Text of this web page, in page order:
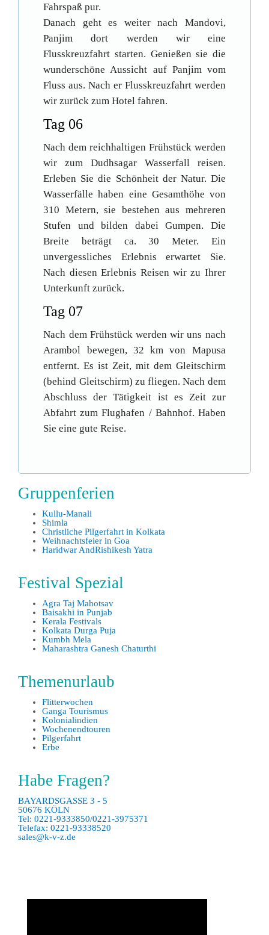
Fahrspaß pur.
Danach geht es weiter nach Mandovi,
Panjim dort werden wir eine
Flusskreuzfahrt starten. Genießen sie die
wunderschöne Aussicht auf Panjim vom
Fluss aus. Nach er Flusskreuzfahrt werden
wir zurück zum Hotel fahren.
Tag 06
Nach dem reichhaltigen Frühstück werden
wir zum Dudhsagar Wasserfall reisen.
Erleben Sie die Schönheit der Natur. Die
Wasserfälle haben eine Gesamthöhe von
310 Metern, sie bestehen aus mehreren
Stufen und bilden dabei Gumpen. Die
Breite beträgt ca. 30 Meter. Ein
unvergessliches Erlebnis erwartet Sie.
Nach diesen Erlebnis Reisen wir zu Ihrer
Unterkunft zurück.
Tag 07
Nach dem Frühstück werden wir uns nach
Arambol bewegen, 32 km von Mapusa
entfernt. Es ist Zeit, mit dem Gleitschirm
(behind Gleitschirm) zu fliegen. Nach dem
Abschluss der Tätigkeit ist es Zeit zur
Abfahrt zum Flughafen / Bahnhof. Haben
Sie eine gute Reise.
Gruppenferien
Kullu-Manali
Shimla
Christliche Pilgerfahrt in Kolkata
Weihnachtsfeier in Goa
Haridwar AndRishikesh Yatra
Festival Spezial
Agra Taj Mahotsav
Baisakhi in Punjab
Kerala Festivals
Kolkata Durga Puja
Kumbh Mela
Maharashtra Ganesh Chaturthi
Themenurlaub
Flitterwochen
Ganga Tourismus
Kolonialindien
Wochenendtouren
Pilgerfahrt
Erbe
Habe Fragen?
BAYARDSGASSE 3 - 5
50676 KÖLN
Tel: 0221-9333850/0221-3975371
Telefax: 0221-93338520
sales@k-v-z.de